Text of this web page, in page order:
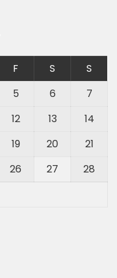
F S
S
5 6
7
12 13
14
19 20
21
26 27
28